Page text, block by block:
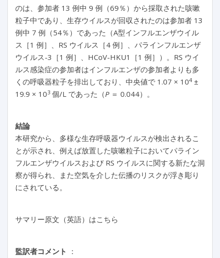
のは、参加者 13 例中 9 例（69％）から採取された咳嗽
粒子中であり、生存ウイルスが回収されたのは参加者 13
例中 7 例（54％）であった（A型インフルエンザウイル
ス［1 例］、RS ウイルス［4 例］、パラインフルエンザ
ウイルス-3［1 例］、HCoV-HKU1［1 例］）。RS ウイ
ルス感染症の参加者はインフルエンザの参加者よりも多
くの呼吸器粒子を排出しており、中央値で 1.07 × 104±
19.9 × 103 個/L であった（P＝ 0.044）。
結論
本研究から、多様な生存呼吸器ウイルスが検出されるこ
とが示され、例えば放置した咳嗽粒子においてパライン
フルエンザウイルスおよび RS ウイルスに関する新たな洞
察が得られ、また空気を介した伝播のリスクが浮き彫り
にされている。
サマリー原文（英語）はこちら
監訳者コメント
：